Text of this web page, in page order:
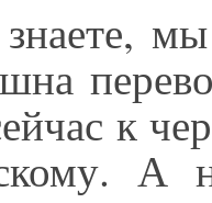
мы
к
А